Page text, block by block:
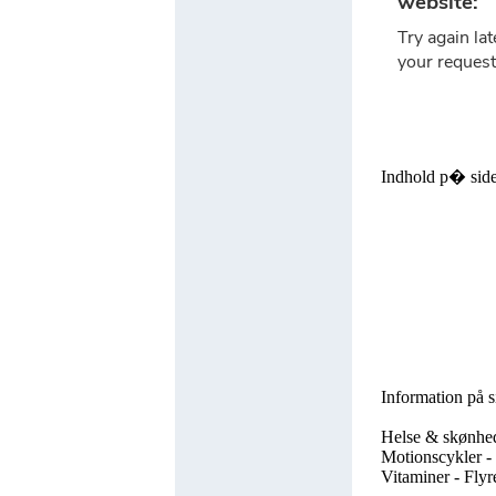
Indhold p�
Information på
Helse &
Motionscykler -
Vitaminer -